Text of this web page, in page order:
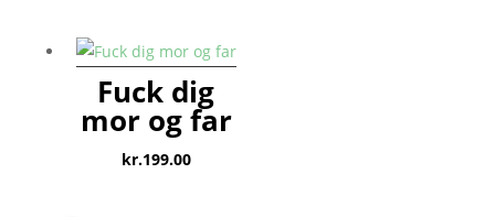
Fuck dig
mor og far
kr.199.00